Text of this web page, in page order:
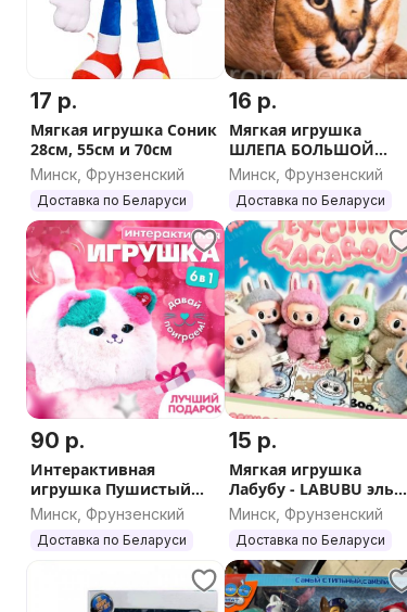
17 р.
Мягкая игрушка Соник
28см, 55см и 70см
Минск, Фрунзенский
Доставка по Беларуси
16 р.
Мягкая игрушка
ШЛЕПА БОЛЬШОЙ
РУССКИЙ КОТ 25 см, 45
см, 55см
Минск, Фрунзенский
Доставка по Беларуси
90 р.
Интерактивная
игрушка Пушистый
друг Кошечка
Минск, Фрунзенский
Доставка по Беларуси
15 р.
Мягкая игрушка
Лабубу - LABUBU эльф
сюрприз
Минск, Фрунзенский
Доставка по Беларуси